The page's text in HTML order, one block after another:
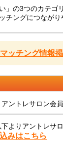
」の3つのカテゴ
チングにつながり
ッチング情報
ントレサロン会員
よりアントレサ
みはこちら